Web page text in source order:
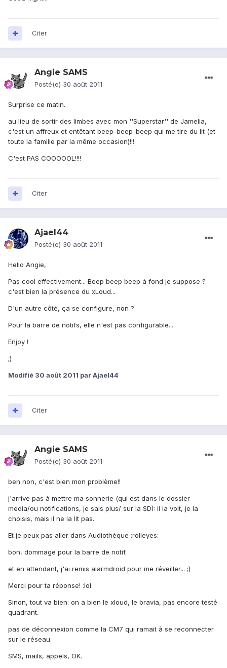
Citer
Angie SAMS
Posté(e) 30 août 2011
Surprise ce matin.
au lieu de sortir des limbes avec mon ''Superstar'' de Jamelia,
c'est un affreux et entêtant beep-beep-beep qui me tire du lit (et
toute la famille par la même occasion)!!!
C'est PAS COOOOOL!!!!
Citer
Ajael44
Posté(e) 30 août 2011
Hello Angie,
Pas cool effectivement... Beep beep beep à fond je suppose ?
c'est bien la présence du xLoud...
D'un autre côté, ça se configure, non ?
Pour la barre de notifs, elle n'est pas configurable...
Enjoy !
;)
Modifié 30 août 2011 par Ajael44
Citer
Angie SAMS
Posté(e) 30 août 2011
ben non, c'est bien mon problème!!
j'arrive pas à mettre ma sonnerie (qui est dans le dossier
media/ou notifications, je sais plus/ sur la SD): il la voit, je la
choisis, mais il ne la lit pas.
Et je peux pas aller dans Audiothèque :rolleyes:
bon, dommage pour la barre de notif.
et en attendant, j'ai remis alarmdroid pour me réveiller... ;)
Merci pour ta réponse! :lol:
Sinon, tout va bien: on a bien le xloud, le bravia, pas encore testé
quadrant.
pas de déconnexion comme la CM7 qui ramait à se reconnecter
sur le réseau.
SMS, mails, appels, OK.